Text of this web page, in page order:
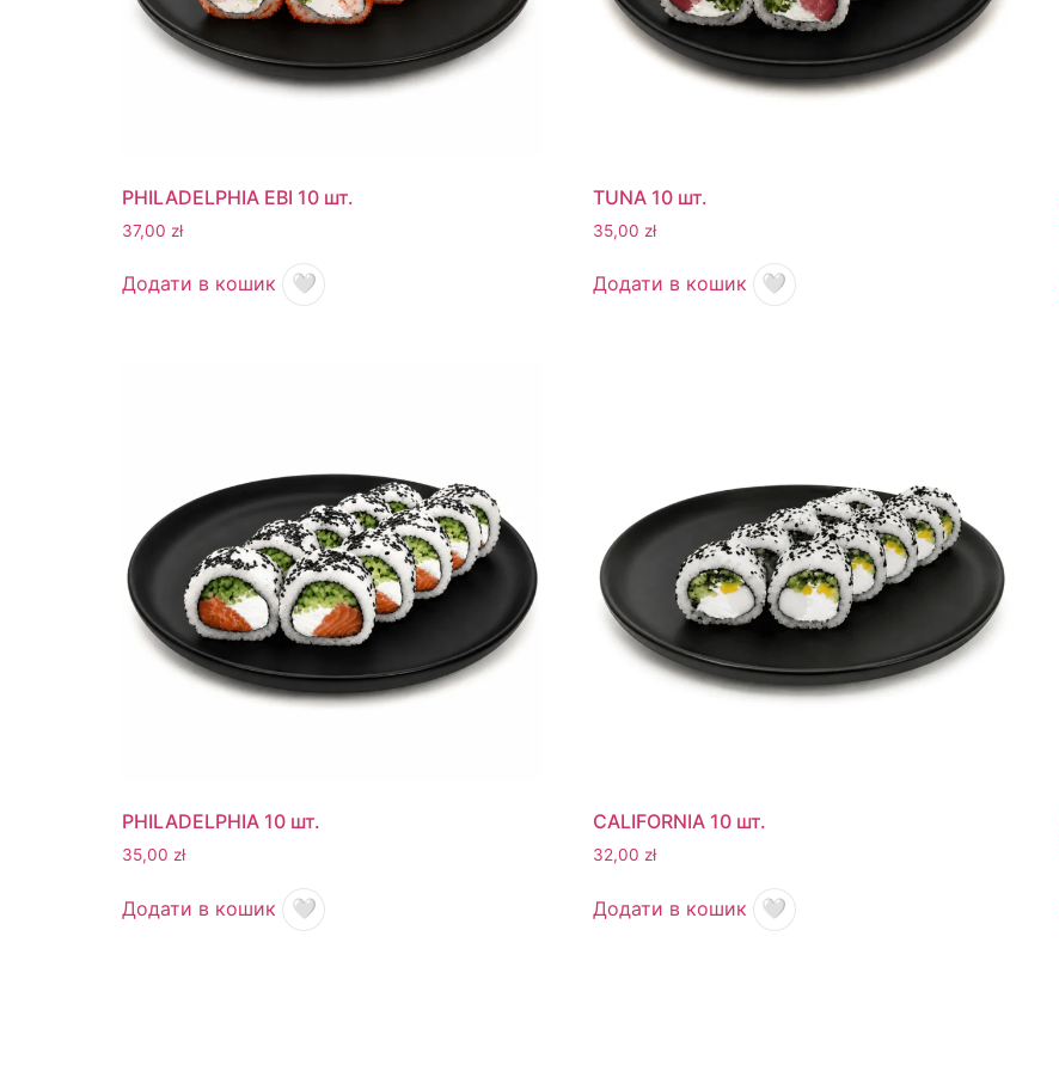
+48 575 907 505
PHILADELPHIA EBI 10 шт.
37,00 zł
Додати в кошик 🤍
TUNA 10 шт.
35,00 zł
Додати в кошик 🤍
PHILADELPHIA 10 шт.
35,00 zł
Додати в кошик 🤍
CALIFORNIA 10 шт.
32,00 zł
Додати в кошик 🤍